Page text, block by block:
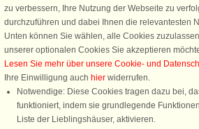
an. Verpassen Sie nie wieder exklusive
Urlaubstipps!
Newsletter
zu verbessern, Ihre Nutzung der Webseite zu
durchzuführen und dabei Ihnen die relevantesten
Unten können Sie wählen, alle Cookies
unserer optionalen Cookies Sie akzeptieren
Lesen Sie mehr über unsere Cookie- und
Ihre Einwilligung auch hier widerrufen.
Notwendige: Diese Cookies tragen dazu bei,
funktioniert, indem sie grundlegende
Liste der Lieblingshäuser, aktivieren.